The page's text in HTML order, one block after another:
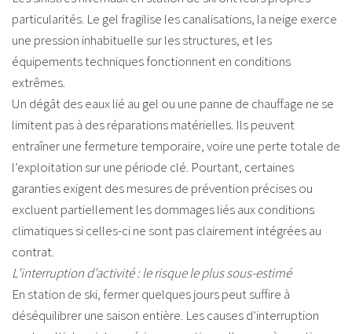
particularités. Le gel fragilise les canalisations, la neige exerce
une pression inhabituelle sur les structures, et les
équipements techniques fonctionnent en conditions
extrêmes.
Un dégât des eaux lié au gel ou une panne de chauffage ne se
limitent pas à des réparations matérielles. Ils peuvent
entraîner une fermeture temporaire, voire une perte totale de
l’exploitation sur une période clé. Pourtant, certaines
garanties exigent des mesures de prévention précises ou
excluent partiellement les dommages liés aux conditions
climatiques si celles-ci ne sont pas clairement intégrées au
contrat.
L’interruption d’activité : le risque le plus sous-estimé
En station de ski, fermer quelques jours peut suffire à
déséquilibrer une saison entière. Les causes d’interruption